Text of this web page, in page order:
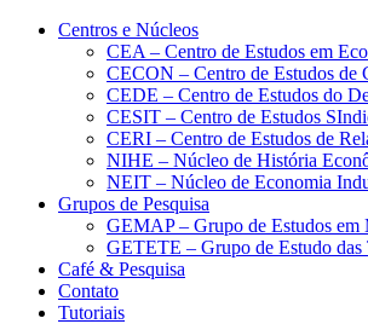
Conteúdo principal Menu principal
Centros e Núcleos
CEA – Centro de Estudos em
CECON – Centro de Estudos de
CEDE – Centro de Estudos do
CESIT – Centro de Estudos
CERI – Centro de Estudos de
NIHE – Núcleo de História
NEIT – Núcleo de Economia
Grupos de Pesquisa
GEMAP – Grupo de Estudos em
GETETE – Grupo de Estudo das
Café & Pesquisa
Contato
Tutoriais